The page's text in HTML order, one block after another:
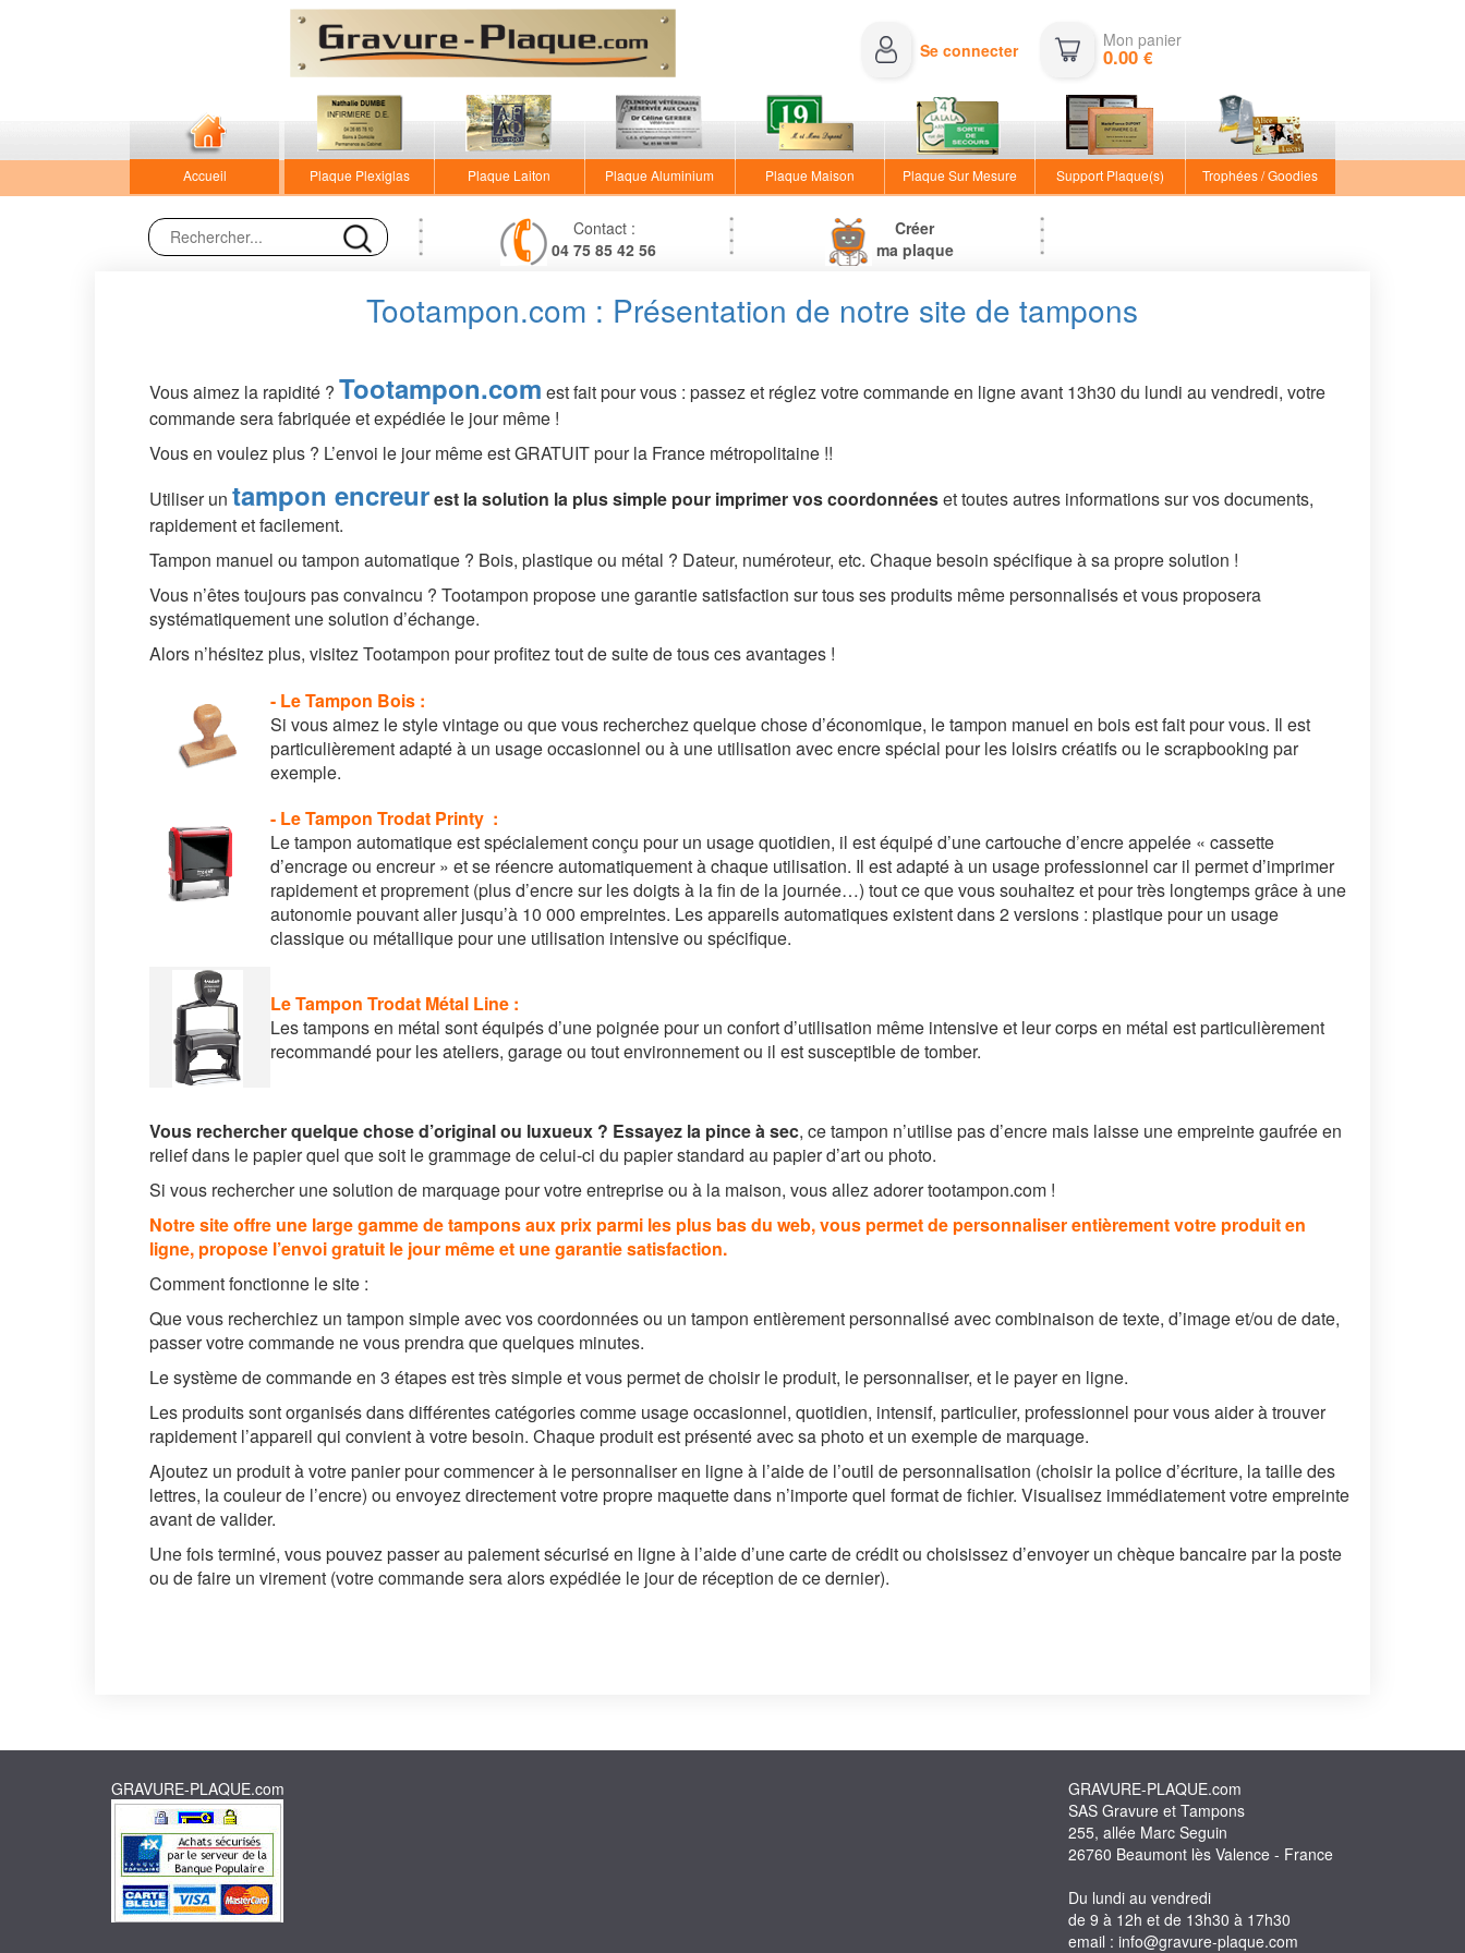
Se connecter Mon panier
0.00€
Accueil Plaque Plexiglas Plaque Laiton Plaque Aluminium Plaque Maison Plaque Sur Mesure Support Plaque(s) Trophées / Goodies
Contact :
04 75 85 42 56
Créer
ma plaque
Tootampon.com : Présentation de notre site de tampons
Vous aimez la rapidité ? Tootampon.com est fait pour vous : passez et réglez votre commande en ligne avant 13h30 du lundi au vendredi, votre
commande sera fabriquée et expédiée le jour même !
Vous en voulez plus ? L’envoi le jour même est GRATUIT pour la France métropolitaine !!
Utiliser un tampon encreurest la solution la plus simple pour imprimer vos coordonnéeset toutes autres informations sur vos documents,
rapidement et facilement.
Tampon manuel ou tampon automatique ? Bois, plastique ou métal ? Dateur, numéroteur, etc. Chaque besoin spécifique à sa propre solution !
Vous n’êtes toujours pas convaincu ? Tootampon propose une garantie satisfaction sur tous ses produits même personnalisés et vous proposera
systématiquement une solution d’échange.
Alors n’hésitez plus, visitez Tootampon pour profitez tout de suite de tous ces avantages !
- Le Tampon Bois :
Si vous aimez le style vintage ou que vous recherchez quelque chose d’économique, le tampon manuel en bois est fait pour vous. Il est
particulièrement adapté à un usage occasionnel ou à une utilisation avec encre spécial pour les loisirs créatifs ou le scrapbooking par
exemple.
- Le Tampon Trodat Printy :
Le tampon automatique est spécialement conçu pour un usage quotidien, il est équipé d’une cartouche d’encre appelée « cassette
d’encrage ou encreur » et se réencre automatiquement à chaque utilisation. Il est adapté à un usage professionnel car il permet d’imprimer
rapidement et proprement (plus d’encre sur les doigts à la fin de la journée…) tout ce que vous souhaitez et pour très longtemps grâce à une
autonomie pouvant aller jusqu’à 10 000 empreintes. Les appareils automatiques existent dans 2 versions : plastique pour un usage
classique ou métallique pour une utilisation intensive ou spécifique.
Le Tampon Trodat Métal Line :
Les tampons en métal sont équipés d’une poignée pour un confort d’utilisation même intensive et leur corps en métal est particulièrement
recommandé pour les ateliers, garage ou tout environnement ou il est susceptible de tomber.
Vous rechercher quelque chose d’original ou luxueux ? Essayez la pince à sec, ce tampon n’utilise pas d’encre mais laisse une empreinte gaufrée en
relief dans le papier quel que soit le grammage de celui-ci du papier standard au papier d’art ou photo.
Si vous rechercher une solution de marquage pour votre entreprise ou à la maison, vous allez adorer tootampon.com !
Notre site offre une large gamme de tampons aux prix parmi les plus bas du web, vous permet de personnaliser entièrement votre produit en
ligne, propose l’envoi gratuit le jour même et une garantie satisfaction.
Comment fonctionne le site :
Que vous recherchiez un tampon simple avec vos coordonnées ou un tampon entièrement personnalisé avec combinaison de texte, d’image et/ou de date,
passer votre commande ne vous prendra que quelques minutes.
Le système de commande en 3 étapes est très simple et vous permet de choisir le produit, le personnaliser, et le payer en ligne.
Les produits sont organisés dans différentes catégories comme usage occasionnel, quotidien, intensif, particulier, professionnel pour vous aider à trouver
rapidement l’appareil qui convient à votre besoin. Chaque produit est présenté avec sa photo et un exemple de marquage.
Ajoutez un produit à votre panier pour commencer à le personnaliser en ligne à l’aide de l’outil de personnalisation (choisir la police d’écriture, la taille des
lettres, la couleur de l’encre) ou envoyez directement votre propre maquette dans n’importe quel format de fichier. Visualisez immédiatement votre empreinte
avant de valider.
Une fois terminé, vous pouvez passer au paiement sécurisé en ligne à l’aide d’une carte de crédit ou choisissez d’envoyer un chèque bancaire par la poste
ou de faire un virement (votre commande sera alors expédiée le jour de réception de ce dernier).
GRAVURE-PLAQUE.com
GRAVURE-PLAQUE.com
SAS Gravure et Tampons
255, allée Marc Seguin
26760 Beaumont lès Valence - France
Du lundi au vendredi
de 9 à 12h et de 13h30 à 17h30
email : info@gravure-plaque.com